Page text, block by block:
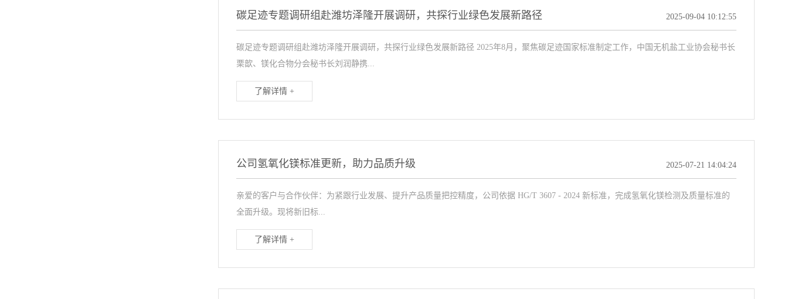
碳足迹专题调研组赴潍坊泽隆开展调研，共探行业绿色发展新路径 2025-09-04 10:12:55
碳足迹专题调研组赴潍坊泽隆开展调研，共探行业绿色发展新路径 2025年8月，聚焦碳足迹国家标准制定工作，中国无机盐工业协会秘书长
栗歆、镁化合物分会秘书长刘润静携...
了解详情 +
公司氢氧化镁标准更新，助力品质升级 2025-07-21 14:04:24
亲爱的客户与合作伙伴：为紧跟行业发展、提升产品质量把控精度，公司依据 HG/T 3607 - 2024 新标准，完成氢氧化镁检测及质量标准的
全面升级。现将新旧标...
了解详情 +